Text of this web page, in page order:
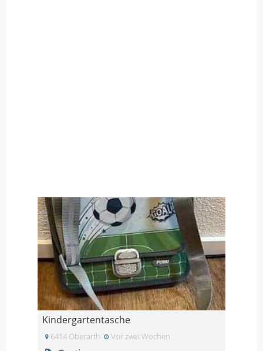
Kindergartentasche
6414 Oberarth Vor zwei Wochen